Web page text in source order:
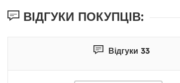
ВІДГУКИ ПОКУПЦІВ:
Відгуки 33